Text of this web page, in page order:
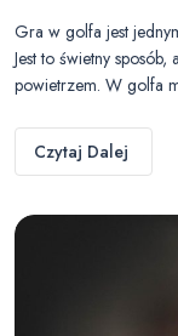
Gra w golfa jest
Jest to świetny
powietrzem. W golfa
Czytaj Dalej